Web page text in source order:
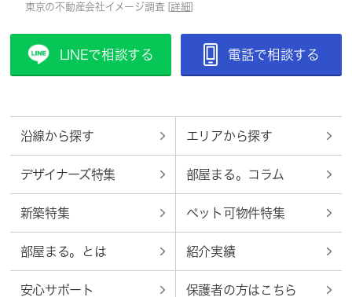
東京の不動産会社イメージ調査 [詳細]
LINEで相談する 電話で相談する
沿線から探す エリアから探す
デザイナーズ特集 部屋まる。コラム
新築特集 ペット可物件特集
部屋まる。とは 紹介実績
安心サポート 保護者の方はこちら